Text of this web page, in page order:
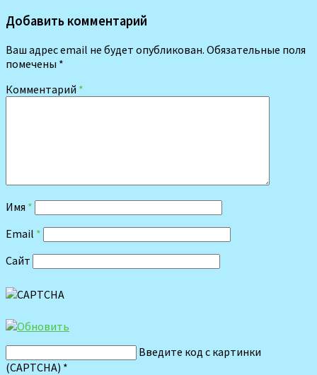
Добавить комментарий
Ваш адрес email не будет опубликован. Обязательные поля
помечены *
Комментарий *
Имя *
Email *
Сайт
Введите код с картинки
(CAPTCHA) *